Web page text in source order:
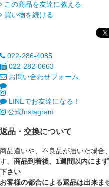
この商品を友達に教える
買い物を続ける
022-286-4085
022-282-0663
お問い合わせフォーム
LINEでお友達になる！
公式Instagram
返品・交換について
商品違いや、不良品が届いた場合
す。 商品到着後、1週間以内にま
下さい
お客様の都合による返品は出来ま